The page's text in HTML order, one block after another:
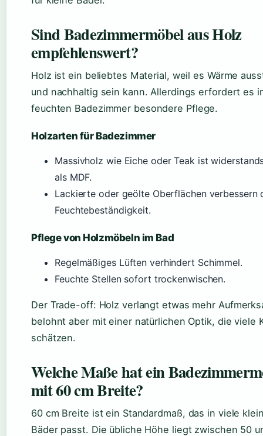
Sind Badezimmermöbel aus Holz
empfehlenswert?
Holz ist ein beliebtes Material, weil es Wärme
und nachhaltig sein kann. Allerdings erfordert es
feuchten Badezimmer besondere Pflege.
Holzarten für Badezimmer
Massivholz wie Eiche oder Teak ist
als MDF.
Lackierte oder geölte Oberflächen verbessern
Feuchtebeständigkeit.
Pflege von Holzmöbeln im Bad
Regelmäßiges Lüften verhindert Schimmel.
Feuchte Stellen sofort trockenwischen.
Der Trade-off: Holz verlangt etwas mehr
belohnt aber mit einer natürlichen Optik, die viele
schätzen.
Welche Maße hat ein
mit 60 cm Breite?
60 cm Breite ist ein Standardmaß, das in viele
Bäder passt. Die übliche Höhe liegt zwischen 50